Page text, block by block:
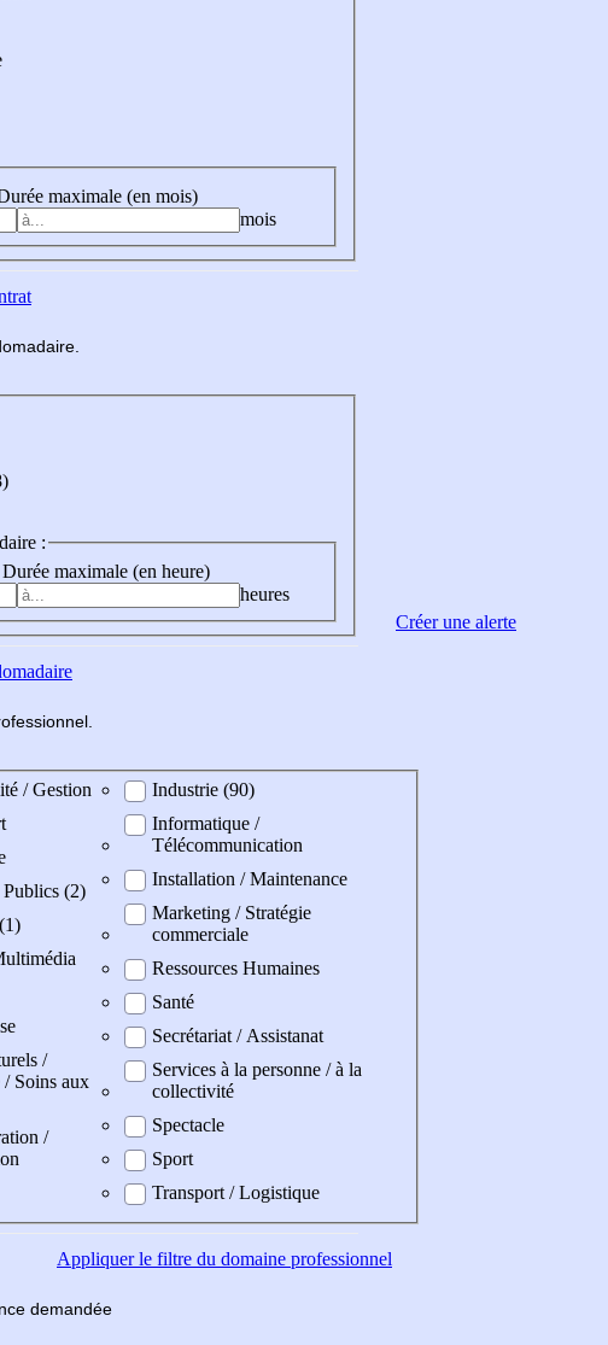
maximale (en mois)
mois
madaire
:
Durée maximale (en heure)
heures
fessionnel
/ Gestion
(2)
/
Soins aux
/
Industrie (90)
Informatique /
Télécommunication
Installation / Maintenance
Marketing / Stratégie
commerciale
Ressources Humaines
Santé
Secrétariat / Assistanat
Services à la personne / à la
collectivité
Spectacle
Sport
Transport / Logistique
Appliquerle filtre du domaine professionnel
demandée
Créer une alerte